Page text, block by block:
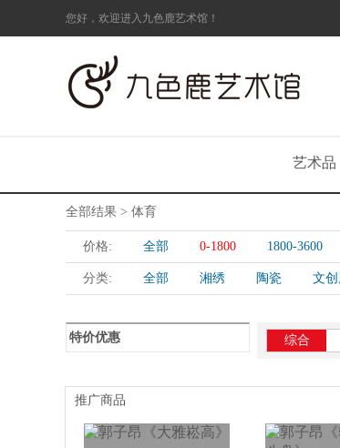
您好，欢迎进入九色鹿艺术馆！
艺术品
全部结果 > 体育
价格: 全部 0-1800 1800-3600
分类: 全部 湘绣 陶瓷 文创
特价优惠 综合
推广商品